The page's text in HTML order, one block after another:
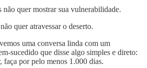
não quer mostrar sua vulnerabilidade.
quer atravessar o deserto.
uma conversa linda com um
sucedido que disse algo simples e direto:
faça por pelo menos 1.000 dias.